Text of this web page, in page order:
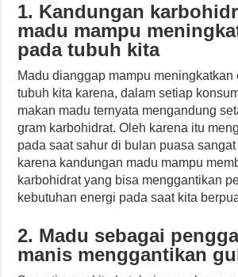
1. Kandungan
madu mampu
pada tubuh kita
Madu dianggap mampu meningkatkan
tubuh kita karena, dalam setiap
makan madu ternyata mengandung
gram karbohidrat. Oleh karena itu
pada saat sahur di bulan puasa
karena kandungan madu mampu
karbohidrat yang bisa menggantikan
kebutuhan energi pada saat kita
2. Madu sebagai
manis menggantikan